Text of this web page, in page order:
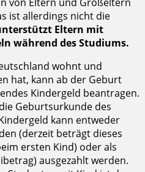
ist allerdings nicht die
Eltern mit
während des Studiums.
wohnt und
hat, kann ab der Geburt
Kindergeld beantragen.
Geburtsurkunde des
kann entweder
(derzeit beträgt dieses
ersten Kind) oder als
ausgezahlt werden.